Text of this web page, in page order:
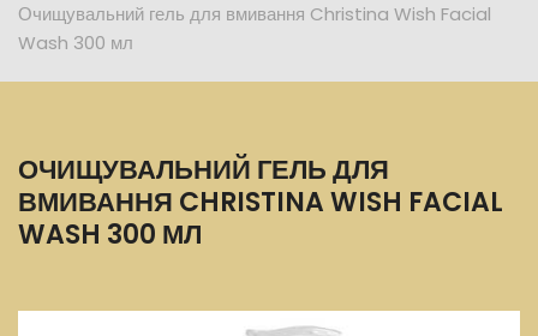
Очищувальний гель для вмивання Christina Wish Facial
Wash 300 мл
ОЧИЩУВАЛЬНИЙ ГЕЛЬ ДЛЯ
ВМИВАННЯ CHRISTINA WISH FACIAL
WASH 300 МЛ